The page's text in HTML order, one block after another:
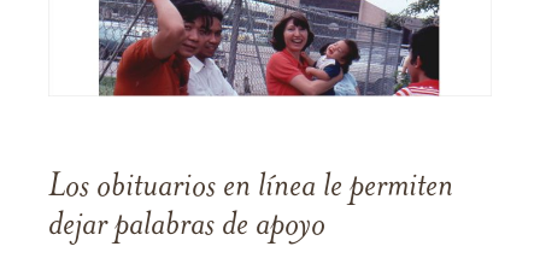
Los obituarios en línea le permiten
dejar palabras de apoyo